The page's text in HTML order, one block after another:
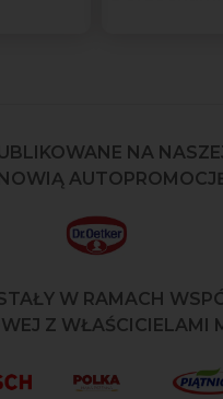
NA
W RAMACH
Z WŁAŚCICIELAMI